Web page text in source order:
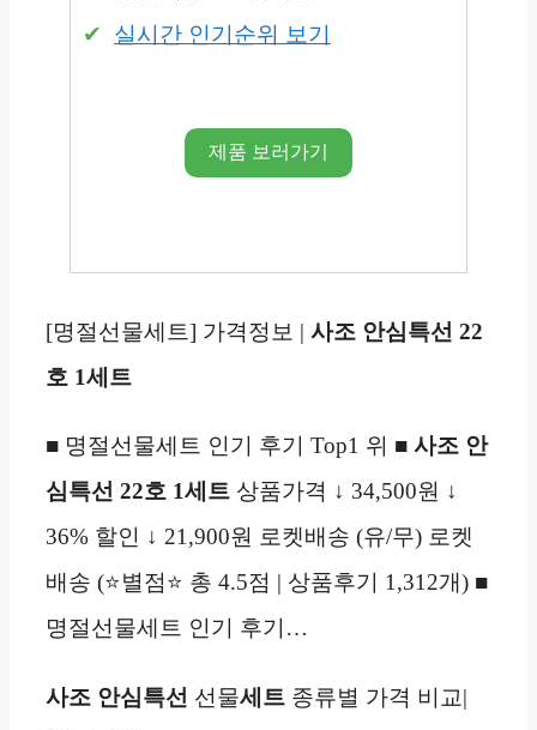
실시간 인기순위 보기
제품 보러가기
[명절선물세트] 가격정보 | 사조 안심특선 22
호 1세트
■ 명절선물세트 인기 후기 Top1 위 ■ 사조 안
심특선 22호 1세트 상품가격 ↓ 34,500원 ↓
36% 할인 ↓ 21,900원 로켓배송 (유/무) 로켓
배송 (⭐별점⭐ 총 4.5점 | 상품후기 1,312개) ■
명절선물세트 인기 후기…
사조 안심특선 선물세트 종류별 가격 비교|